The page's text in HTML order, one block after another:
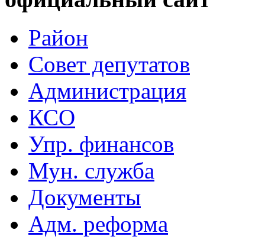
Район
Совет депутатов
Администрация
КСО
Упр. финансов
Мун. служба
Документы
Адм. реформа